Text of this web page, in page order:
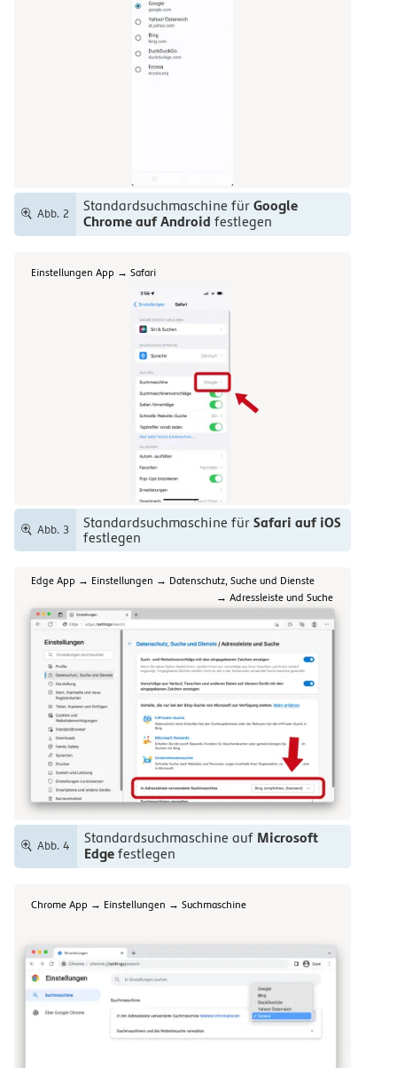
Abb. 2 Standardsuchmaschine für Google
Chrome auf Android festlegen
Einstellungen App → Safari
Abb. 3 Standardsuchmaschine für Safari auf iOS
festlegen
Edge App → Einstellungen → Datenschutz, Suche und Dienste
→ Adressleiste und Suche
Abb. 4 Standardsuchmaschine auf Microsoft
Edgefestlegen
Chrome App → Einstellungen → Suchmaschine